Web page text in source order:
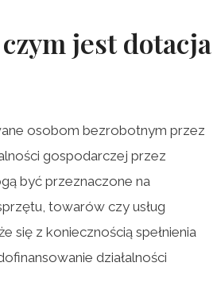
jestdotacja
osobom bezrobotnym przez
gospodarczej przez
być przeznaczone na
towarów czy usług
się z koniecznością spełnienia
działalności